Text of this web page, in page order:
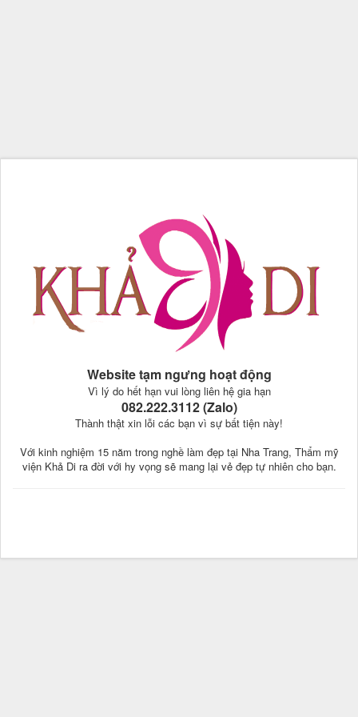
Website tạm ngưng hoạt động
Vì lý do hết hạn vui lòng liên hệ gia hạn
082.222.3112 (Zalo)
Thành thật xin lỗi các bạn vì sự bất tiện này!
Với kinh nghiệm 15 năm trong nghề làm đẹp tại Nha Trang, Thẩm mỹ
viện Khả Di ra đời với hy vọng sẽ mang lại vẻ đẹp tự nhiên cho bạn.